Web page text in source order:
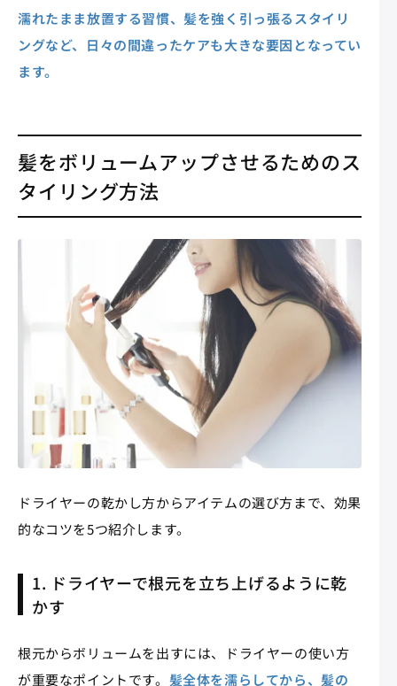
濡れたまま放置する習慣、髪を強く引っ張るスタイリ
ングなど、日々の間違ったケアも大きな要因となってい
ます。
髪をボリュームアップさせるためのス
タイリング方法
ドライヤーの乾かし方からアイテムの選び方まで、効果
的なコツを5つ紹介します。
1. ドライヤーで根元を立ち上げるように乾
かす
根元からボリュームを出すには、ドライヤーの使い方
が重要なポイントです。 髪全体を濡らしてから、髪の